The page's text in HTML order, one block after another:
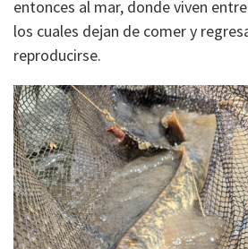
entonces al mar, donde viven
los cuales dejan de comer y
reproducirse.
I
m
a
g
e